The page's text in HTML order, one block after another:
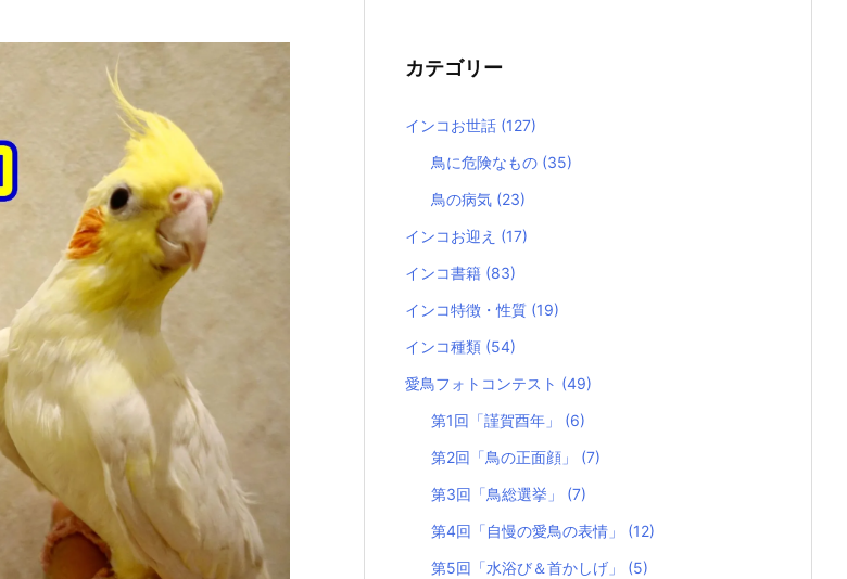
カテゴリー
インコお世話 (127)
鳥に危険なもの (35)
鳥の病気 (23)
インコお迎え (17)
インコ書籍 (83)
インコ特徴・性質 (19)
インコ種類 (54)
愛鳥フォトコンテスト (49)
第1回「謹賀酉年」 (6)
第2回「鳥の正面顔」 (7)
第3回「鳥総選挙」 (7)
第4回「自慢の愛鳥の表情」 (12)
第5回「水浴び＆首かしげ」 (5)